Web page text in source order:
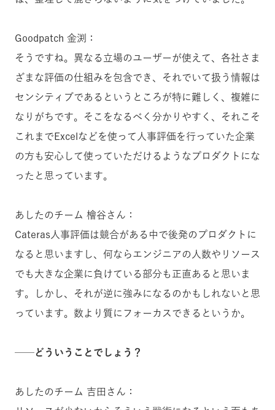
Goodpatch 金渕：
そうですね。異なる立場のユーザーが使えて、各社さま
ざまな評価の仕組みを包含でき、それでいて扱う情報は
センシティブであるというところが特に難しく、複雑に
なりがちです。そこをなるべく分かりやすく、それこそ
これまでExcelなどを使って人事評価を行っていた企業
の方も安心して使っていただけるようなプロダクトにな
ったと思っています。
あしたのチーム 檜谷さん：
Cateras人事評価は競合がある中で後発のプロダクトに
なると思いますし、何ならエンジニアの人数やリソース
でも大きな企業に負けている部分も正直あると思いま
す。しかし、それが逆に強みになるのかもしれないと思
っています。数より質にフォーカスできるというか。
──どういうことでしょう？
あしたのチーム 吉田さん：